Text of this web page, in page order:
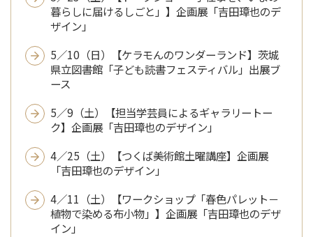
暮らしに届けるしごと」】企画展「吉田璋也のデ
ザイン」
5／10（日）【ケラモんのワンダーランド】茨城
県立図書館「子ども読書フェスティバル」出展ブ
ース
5／9（土）【担当学芸員によるギャラリートー
ク】企画展「吉田璋也のデザイン」
4／25（土）【つくば美術館土曜講座】企画展
「吉田璋也のデザイン」
4／11（土）【ワークショップ「春色パレット－
植物で染める布小物」】企画展「吉田璋也のデザ
イン」